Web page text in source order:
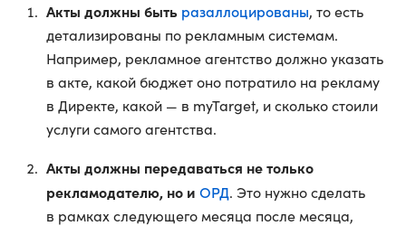
Акты должны быть разаллоцированы, то есть
детализированы по рекламным системам.
Например, рекламное агентство должно указать
в акте, какой бюджет оно потратило на рекламу
в Директе, какой — в myTarget, и сколько стоили
услуги самого агентства.
Акты должны передаваться не только
рекламодателю, но и ОРД. Это нужно сделать
в рамках следующего месяца после месяца,